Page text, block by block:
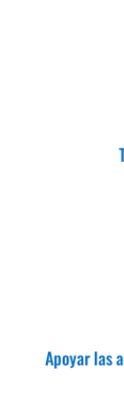
de los
Apoyar las